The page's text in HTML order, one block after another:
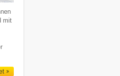
mit